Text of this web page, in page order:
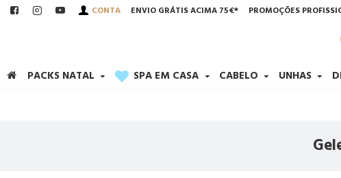
CONTA ENVIO GRÁTIS ACIMA 75€* PROMOÇÕES
PACKS NATAL SPA EM CASA CABELO UNHAS